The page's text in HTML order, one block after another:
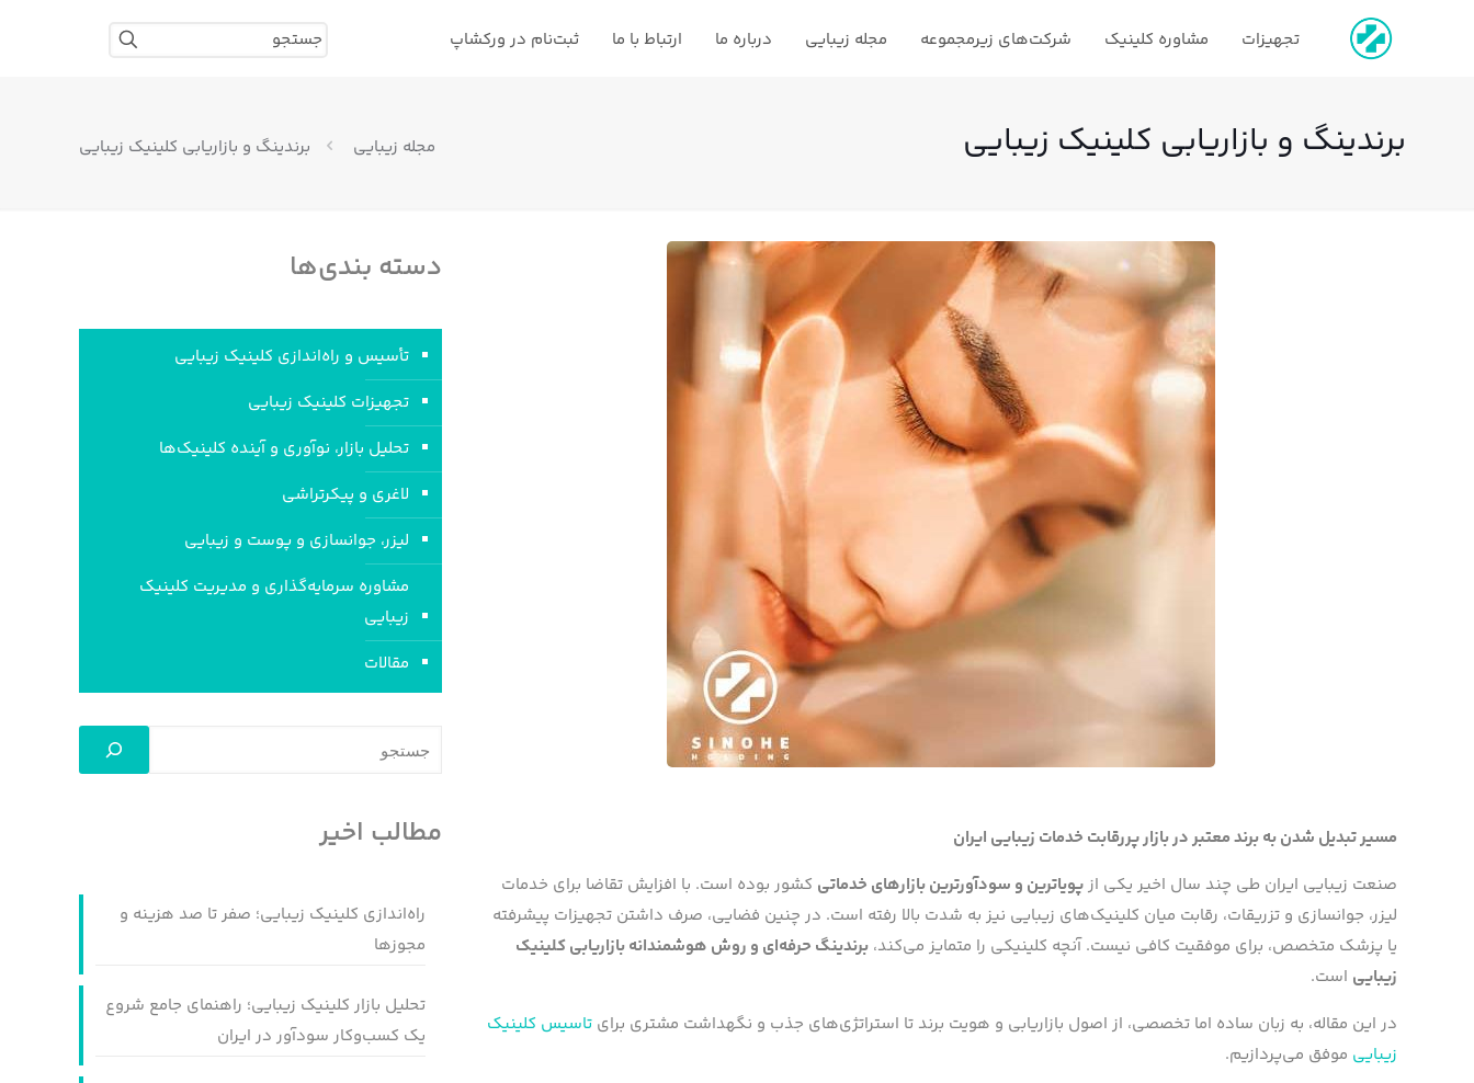
تجهیزات مشاوره کلینیک شرکت‌های زیرمجموعه مجله زیبایی درباره ما ارتباط با ما ثبت‌نام در ورکشاپ
برندینگ و بازاریابی کلینیک زیبایی مجله زیبایی برندینگ و بازاریابی کلینیک زیبایی
مسیر تبدیل شدن به برند معتبر در بازار پررقابت خدمات زیبایی ایران
صنعت زیبایی ایران طی چند سال اخیر یکی ازپویاترین و سودآورترین بازارهای خدماتی کشور بوده است. با افزایش تقاضا برای خدمات
لیزر، جوانسازی و تزریقات، رقابت میان کلینیک‌های زیبایی نیز به شدت بالا رفته است. در چنین فضایی، صرف داشتن تجهیزات پیشرفته
یا پزشک متخصص، برای موفقیت کافی نیست. آنچه کلینیکی را متمایز می‌کند،برندینگ حرفه‌ای و روش هوشمندانه بازاریابی کلینیک
زیبایی است.
در این مقاله، به زبان ساده اما تخصصی، از اصول بازاریابی و هویت برند تا استراتژی‌های جذب و نگهداشت مشتری برایتاسیس کلینیک
زیبایی موفق می‌پردازیم.
دسته بندی‌ها
تأسیس و راه‌اندازی کلینیک‌ زیبایی
تجهیزات کلینیک زیبایی
تحلیل بازار، نوآوری و آینده کلینیک‌ها
لاغری و پیکرتراشی
لیزر، جوانسازی و پوست و زیبایی
مشاوره سرمایه‌گذاری و مدیریت کلینیک
زیبایی
مقالات
مطالب اخیر
راه‌اندازی کلینیک زیبایی؛ صفر تا صد هزینه و
مجوزها
تحلیل بازار کلینیک زیبایی؛ راهنمای جامع شروع
یک کسب‌وکار سودآور در ایران